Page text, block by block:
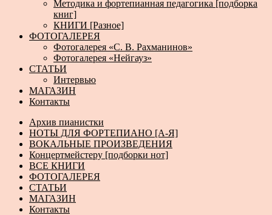
Методика и фортепианная педагогика [подборка
книг]
КНИГИ [Разное]
ФОТОГАЛЕРЕЯ
Фотогалерея «С. В. Рахманинов»
Фотогалерея «Нейгауз»
СТАТЬИ
Интервью
МАГАЗИН
Контакты
Архив пианистки
НОТЫ ДЛЯ ФОРТЕПИАНО [А-Я]
ВОКАЛЬНЫЕ ПРОИЗВЕДЕНИЯ
Концертмейстеру [подборки нот]
ВСЕ КНИГИ
ФОТОГАЛЕРЕЯ
СТАТЬИ
МАГАЗИН
Контакты